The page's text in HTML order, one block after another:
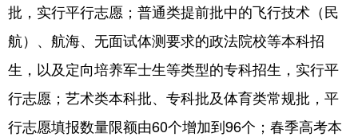
English Español Français عربى
Русский язык 日本語 한국어
Deutsch Português
批，实行平行志愿；普通类提前批中的飞行技术（民
航）、航海、无面试体测要求的政法院校等本科招
生，以及定向培养军士生等类型的专科招生，实行平
行志愿；艺术类本科批、专科批及体育类常规批，平
行志愿填报数量限额由60个增加到96个；春季高考本